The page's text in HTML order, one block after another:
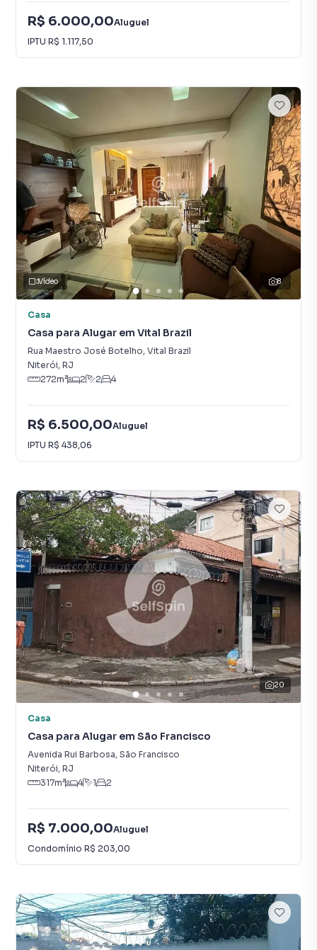
R$ 6.000,00Aluguel
IPTU R$ 1.117,50
8
Vídeo
Casa
Casa para Alugar em Vital Brazil
Rua Maestro José Botelho, Vital Brazil
Niterói, RJ
272m² 2 2 4
R$ 6.500,00Aluguel
IPTU R$ 438,06
20
Casa
Casa para Alugar em São Francisco
Avenida Rui Barbosa, São Francisco
Niterói, RJ
317m² 4 1 2
R$ 7.000,00Aluguel
Condomínio R$ 203,00